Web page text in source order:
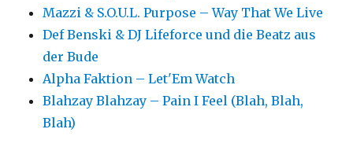
Mazzi & S.O.U.L. Purpose – Way That We Live
Def Benski & DJ Lifeforce und die Beatz aus
der Bude
Alpha Faktion – Let'Em Watch
Blahzay Blahzay – Pain I Feel (Blah, Blah,
Blah)